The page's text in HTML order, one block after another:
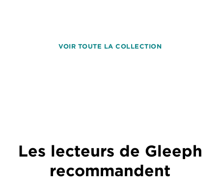
VOIR TOUTE LA COLLECTION
Les lecteurs de Gleeph
recommandent